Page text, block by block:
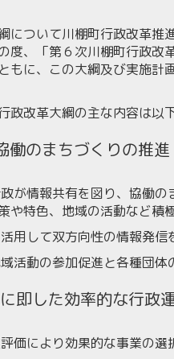
について川棚町行政改革推
度、「第６次川棚町行政改
もに、この大綱及び実施計
政改革大綱の主な内容は以
働のまちづくりの推進
が情報共有を図り、協働の
や特色、地域の活動など積
して双方向性の情報発信
動の参加促進と各種団体
即した効率的な行政
により効果的な事業の選